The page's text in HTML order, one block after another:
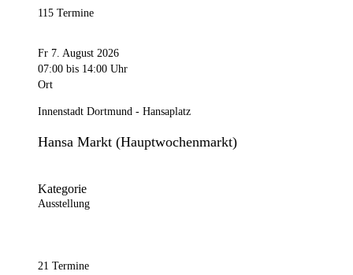
115 Termine
Fr 7. August 2026
07:00 bis 14:00 Uhr
Ort
Innenstadt Dortmund - Hansaplatz
Hansa Markt (Hauptwochenmarkt)
Kategorie
Ausstellung
21 Termine